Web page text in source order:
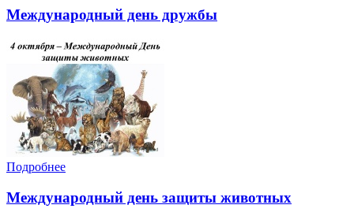
Международный день дружбы
Подробнее
Международный день защиты животных